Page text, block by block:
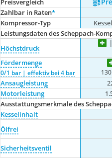
Preis­vergleich
Zahlbar in Raten*
Kompressor-Typ
Leistungsdaten des Scheppach-
Höchstdruck
Fördermenge
0/1 bar | effektiv bei 4 bar
Ansaugleistung
Motorleistung
Ausstattungsmerkmale des
Kesselinhalt
Ölfrei
Sicherheitsventil